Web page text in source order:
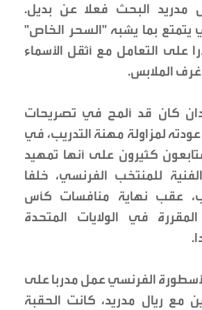
مدريد البحث فعلا عن بديل.
يتمتع بما يشبه "السحر الخاص"
على التعامل مع أثقل الأسماء
الملابس.
كان قد ألمح في تصريحات
لمزاولة مهنة التدريب، في
كثيرون على أنها تمهيد
للمنتخب الفرنسي، خلفا
عقب نهاية منافسات كأس
2026، المقررة في الولايات المتحدة
الفرنسي عمل مدربا على
مع ريال مدريد، كانت الحقبة